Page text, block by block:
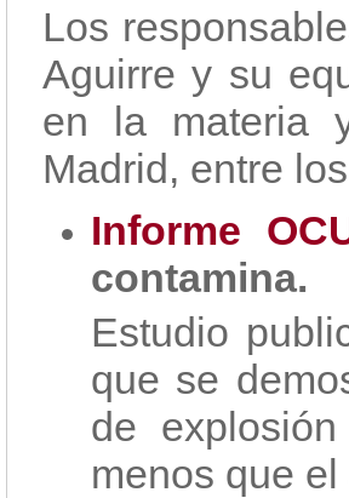
Los
Aguirre y su
en la materia
Madrid, entre
Informe
contamina.
Estudio
que se
de
menos que